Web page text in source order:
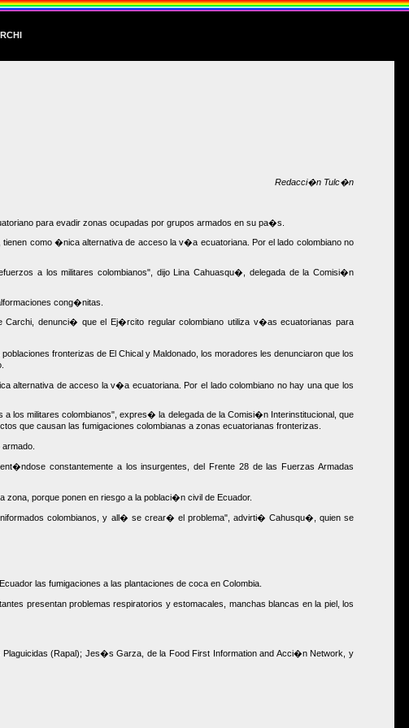
Redacci�n Tulc�n
para evadir zonas ocupadas por grupos armados en su pa�s.
como �nica alternativa de acceso la v�a ecuatoriana. Por el lado colombiano no
a los militares colombianos", dijo Lina Cahuasqu�, delegada de la Comisi�n
cong�nitas.
Carchi, denunci� que el Ej�rcito regular colombiano utiliza v�as ecuatorianas para
fronterizas de El Chical y Maldonado, los moradores les denunciaron que los
alternativa de acceso la v�a ecuatoriana. Por el lado colombiano no hay una que los
los militares colombianos", expres� la delegada de la Comisi�n Interinstitucional, que
que causan las fumigaciones colombianas a zonas ecuatorianas fronterizas.
constantemente a los insurgentes, del Frente 28 de las Fuerzas Armadas
porque ponen en riesgo a la poblaci�n civil de Ecuador.
colombianos, y all� se crear� el problema", advirti� Cahusqu�, quien se
las fumigaciones a las plantaciones de coca en Colombia.
presentan problemas respiratorios y estomacales, manchas blancas en la piel, los
(Rapal); Jes�s Garza, de la Food First Information and Acci�n Network, y